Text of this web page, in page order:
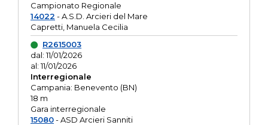
Campionato Regionale
14022 - A.S.D. Arcieri del Mare
Capretti, Manuela Cecilia
R2615003
dal: 11/01/2026
al: 11/01/2026
Interregionale
Campania: Benevento (BN)
18 m
Gara interregionale
15080- ASD Arcieri Sanniti